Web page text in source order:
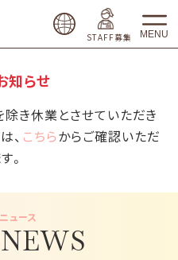
STAFF募集 MENU
知らせ
き休業とさせていただき
、 こちらからご確認いただ
。
ュース